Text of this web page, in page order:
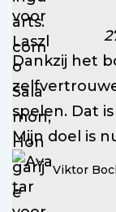
Dankzij het
spelen. Dat
Mijn doel is
Viktor